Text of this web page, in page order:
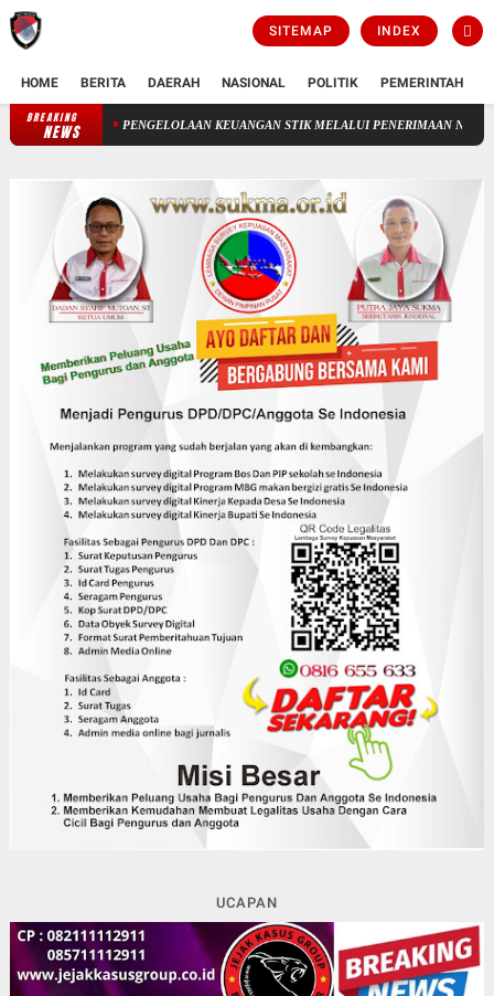
SITEMAP INDEX
HOME BERITA DAERAH NASIONAL POLITIK PEMERINTAH
BREAKING
NEWS
PENGELOLAAN KEUANGAN STIK MELALUI PENERIMAAN NEGERA BUKAN
UCAPAN